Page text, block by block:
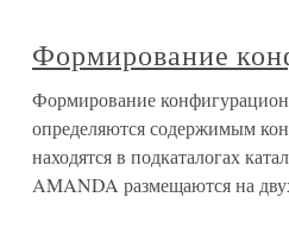
Формирование
Формирование
определяются содержимым
находятся в подкаталогах
AMANDA размещаются на